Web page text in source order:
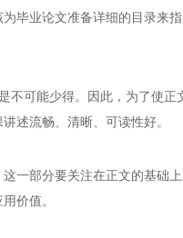
毕业论文准备详细的目录
不可能少得。因此，为了使
述流畅、清晰、可读性好。
一部分要关注在正文的基础
价值。